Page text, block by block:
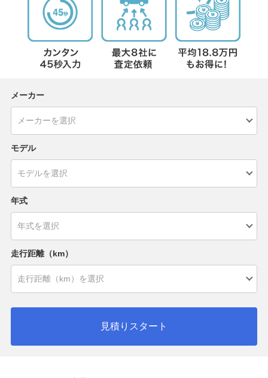
メーカー
モデル
年式
走行距離（km）
見積りスタート